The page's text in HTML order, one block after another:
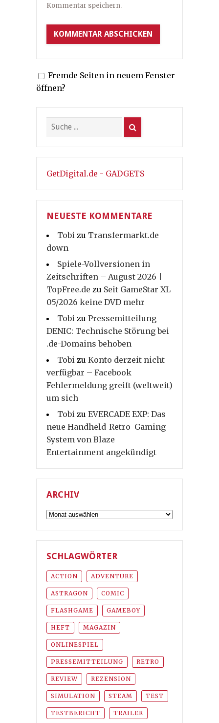
Kommentar speichern.
Fremde Seiten in neuem Fenster
öffnen?
GetDigital.de - GADGETS
NEUESTE KOMMENTARE
Tobi zu Transfermarkt.de
down
Spiele-Vollversionen in
Zeitschriften – August 2026 |
TopFree.de zu Seit GameStar XL
05/2026 keine DVD mehr
Tobi zu Pressemitteilung
DENIC: Technische Störung bei
.de-Domains behoben
Tobi zu Konto derzeit nicht
verfügbar – Facebook
Fehlermeldung greift (weltweit)
um sich
Tobi zu EVERCADE EXP: Das
neue Handheld-Retro-Gaming-
System von Blaze
Entertainment angekündigt
ARCHIV
Archiv
SCHLAGWÖRTER
ACTION ADVENTURE
ASTRAGON COMIC
FLASHGAME GAMEBOY
HEFT MAGAZIN
ONLINESPIEL
PRESSEMITTEILUNG RETRO
REVIEW REZENSION
SIMULATION STEAM TEST
TESTBERICHT TRAILER